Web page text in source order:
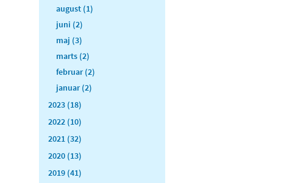
august (1)
juni (2)
maj (3)
marts (2)
februar (2)
januar (2)
2023 (18)
2022 (10)
2021 (32)
2020 (13)
2019 (41)